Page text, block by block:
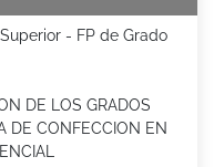
- FP de Grado
DE LOS GRADOS
DE CONFECCION EN